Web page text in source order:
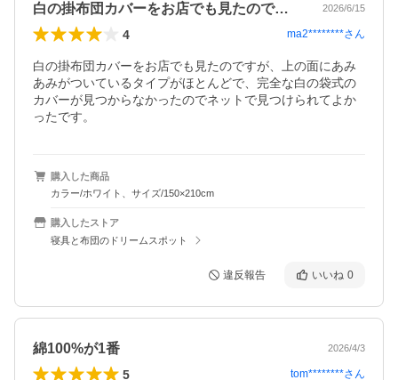
白の掛布団カバーをお店でも見たのですが… 2026/6/15
4 ma2********さん
白の掛布団カバーをお店でも見たのですが、上の面にあみ
あみがついているタイプがほとんどで、完全な白の袋式の
カバーが見つからなかったのでネットで見つけられてよか
ったです。
購入した商品
カラー/ホワイト、サイズ/150×210cm
購入したストア
寝具と布団のドリームスポット
違反報告 いいね 0
綿100%が1番 2026/4/3
5 tom********さん